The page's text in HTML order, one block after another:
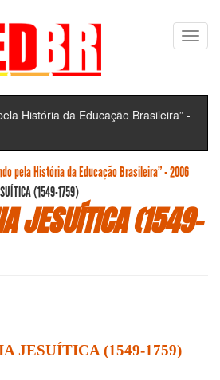
História da Educação Brasileira” -
pela História da Educação Brasileira” - 2006
(1549-1759)
JESUÍTICA (1549-
JESUÍTICA (1549-1759)